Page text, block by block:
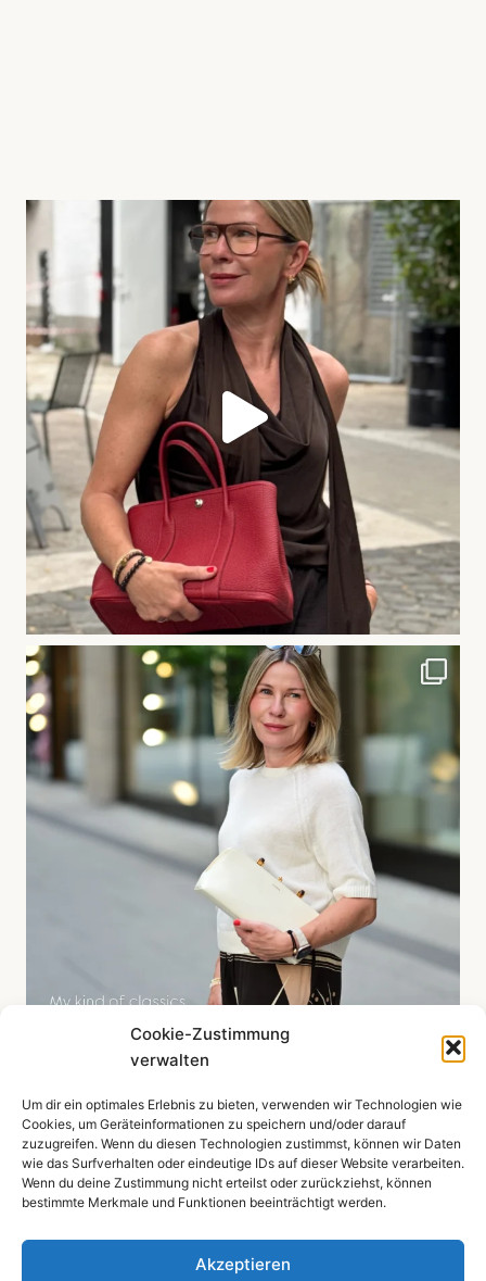
Cookie-Zustimmung
verwalten
Um dir ein optimales Erlebnis zu bieten, verwenden wir Technologien wie
Cookies, um Geräteinformationen zu speichern und/oder darauf
zuzugreifen. Wenn du diesen Technologien zustimmst, können wir Daten
wie das Surfverhalten oder eindeutige IDs auf dieser Website verarbeiten.
Wenn du deine Zustimmung nicht erteilst oder zurückziehst, können
bestimmte Merkmale und Funktionen beeinträchtigt werden.
Akzeptieren
Mehr zeigen ...
Datenschutzerklärung